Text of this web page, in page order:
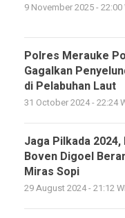
9 November 2025 - 22:00
Polres Merauke
Gagalkan
di Pelabuhan Laut
31 October 2024 - 22:24
Jaga Pilkada
Boven Digoel
Miras Sopi
29 August 2024 - 21:12